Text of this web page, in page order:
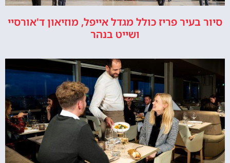
סיור בעיר פריז כולל מגדל אייפל, מוזיאון ד'אורסיי
ושייט בנהר